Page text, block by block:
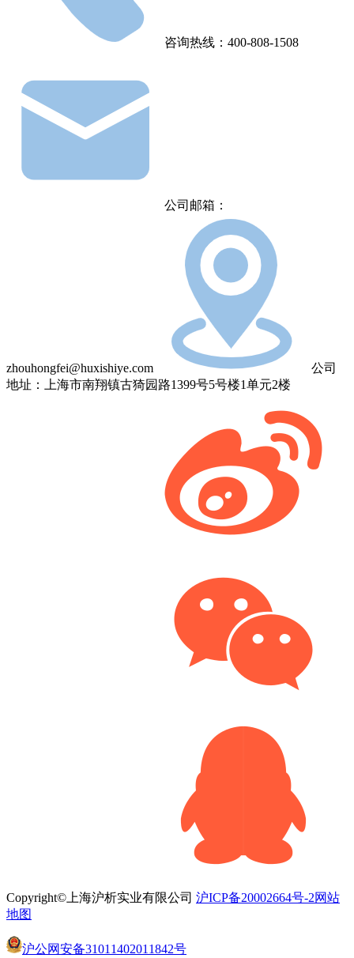
咨询热线：400-808-1508
公司邮箱：
zhouhongfei@huxishiye.com
公司
地址：上海市南翔镇古猗园路1399号5号楼1单元2楼
Copyright©上海沪析实业有限公司 沪ICP备20002664号-2网站
地图
沪公网安备31011402011842号